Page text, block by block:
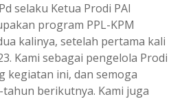
selaku Ketua Prodi PAI
program PPL-KPM
kalinya, setelah pertama kali
Kami sebagai pengelola Prodi
kegiatan ini, dan semoga
berikutnya. Kami juga